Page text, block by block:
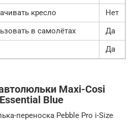
кресло
Нет
в самолётах
Да
Да
Maxi-Cosi
Blue
переноска Pebble Pro i-Size